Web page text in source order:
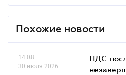
Похожие новости
14.08
30 июля 2026
НДС-